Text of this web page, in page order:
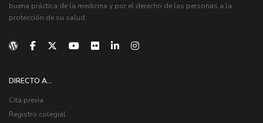
buena práctica de la medicina y por el derecho de las personas a la
protección de su salud.
DIRECTO A...
Cita previa
Registro colegial